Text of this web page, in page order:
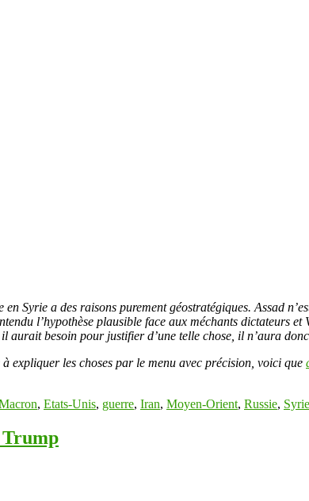
Syrie a des raisons purement géostratégiques. Assad
l’hypothèse plausible face aux méchants dictateurs
besoin pour justifier d’une telle chose, il n’aura
expliquer les choses par le menu avec précision, voici que
, Etats-Unis, guerre, Iran, Moyen-Orient, Russie, Syrie
Trump